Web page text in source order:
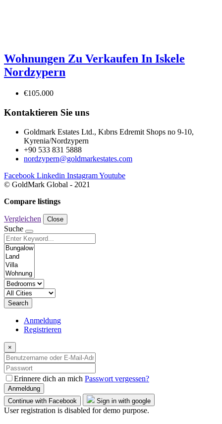
Wohnungen Zu Verkaufen In Iskele
Nordzypern
€105.000
Kontaktieren Sie uns
Goldmark Estates Ltd., Kıbrıs Edremit Shops no 9-10,
Kyrenia/Nordzypern
+90 533 831 5888
nordzypern@goldmarkestates.com
Facebook Linkedin InstagramYoutube
© GoldMark Global - 2021
Compare listings
Vergleichen Close
Suche
Search
Anmeldung
Registrieren
×
Erinnere dich an mich Passwort vergessen?
Anmeldung
Continue with Facebook
Sign in with google
User registration is disabled for demo purpose.